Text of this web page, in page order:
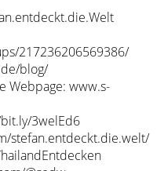
217236206569386/
blog/
Webpage: www.s-
3welEd6
stefan.entdeckt.die.welt/